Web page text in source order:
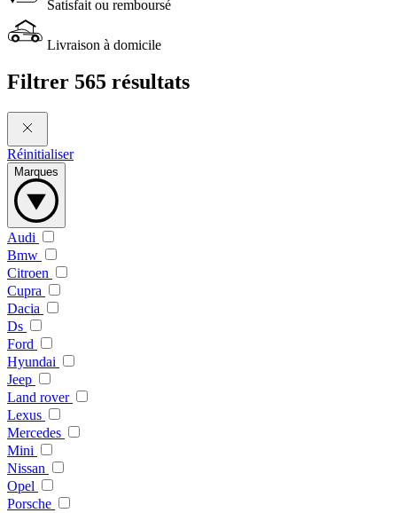
Satisfait ou remboursé
Livraison à domicile
Filtrer 565 résultats
Réinitialiser
Marques
Audi
Bmw
Citroen
Cupra
Dacia
Ds
Ford
Hyundai
Jeep
Land rover
Lexus
Mercedes
Mini
Nissan
Opel
Porsche